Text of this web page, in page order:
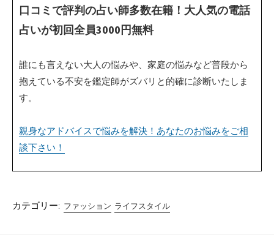
口コミで評判の占い師多数在籍！大人気の電話
占いが初回全員3000円無料
誰にも言えない大人の悩みや、家庭の悩みなど普段から
抱えている不安を鑑定師がズバリと的確に診断いたしま
す。
親身なアドバイスで悩みを解決！あなたのお悩みをご相
談下さい！
カテゴリー: ファッション ライフスタイル